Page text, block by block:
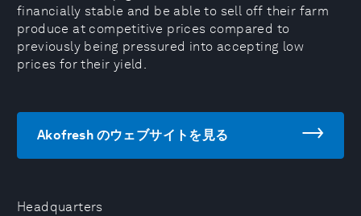
Headquarters
financially stable and be able to sell off their farm
produce at competitive prices compared to
previously being pressured into accepting low
prices for their yield.
Akofresh のウェブサイトを見る